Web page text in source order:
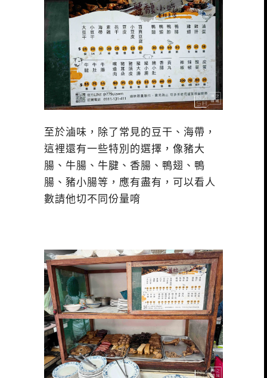
至於滷味，除了常見的豆干、海帶，
這裡還有一些特別的選擇，像豬大
腸、牛腸、牛腱、香腸、鴨翅、鴨
腸、豬小腸等，應有盡有，可以看人
數請他切不同份量唷